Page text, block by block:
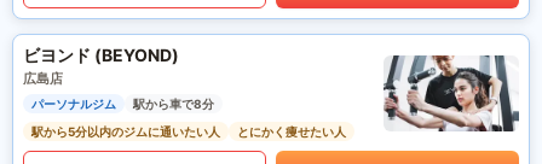
ビヨンド (BEYOND)
広島店
パーソナルジム
駅から車で8分
駅から5分以内のジムに通いたい人
とにかく痩せたい人